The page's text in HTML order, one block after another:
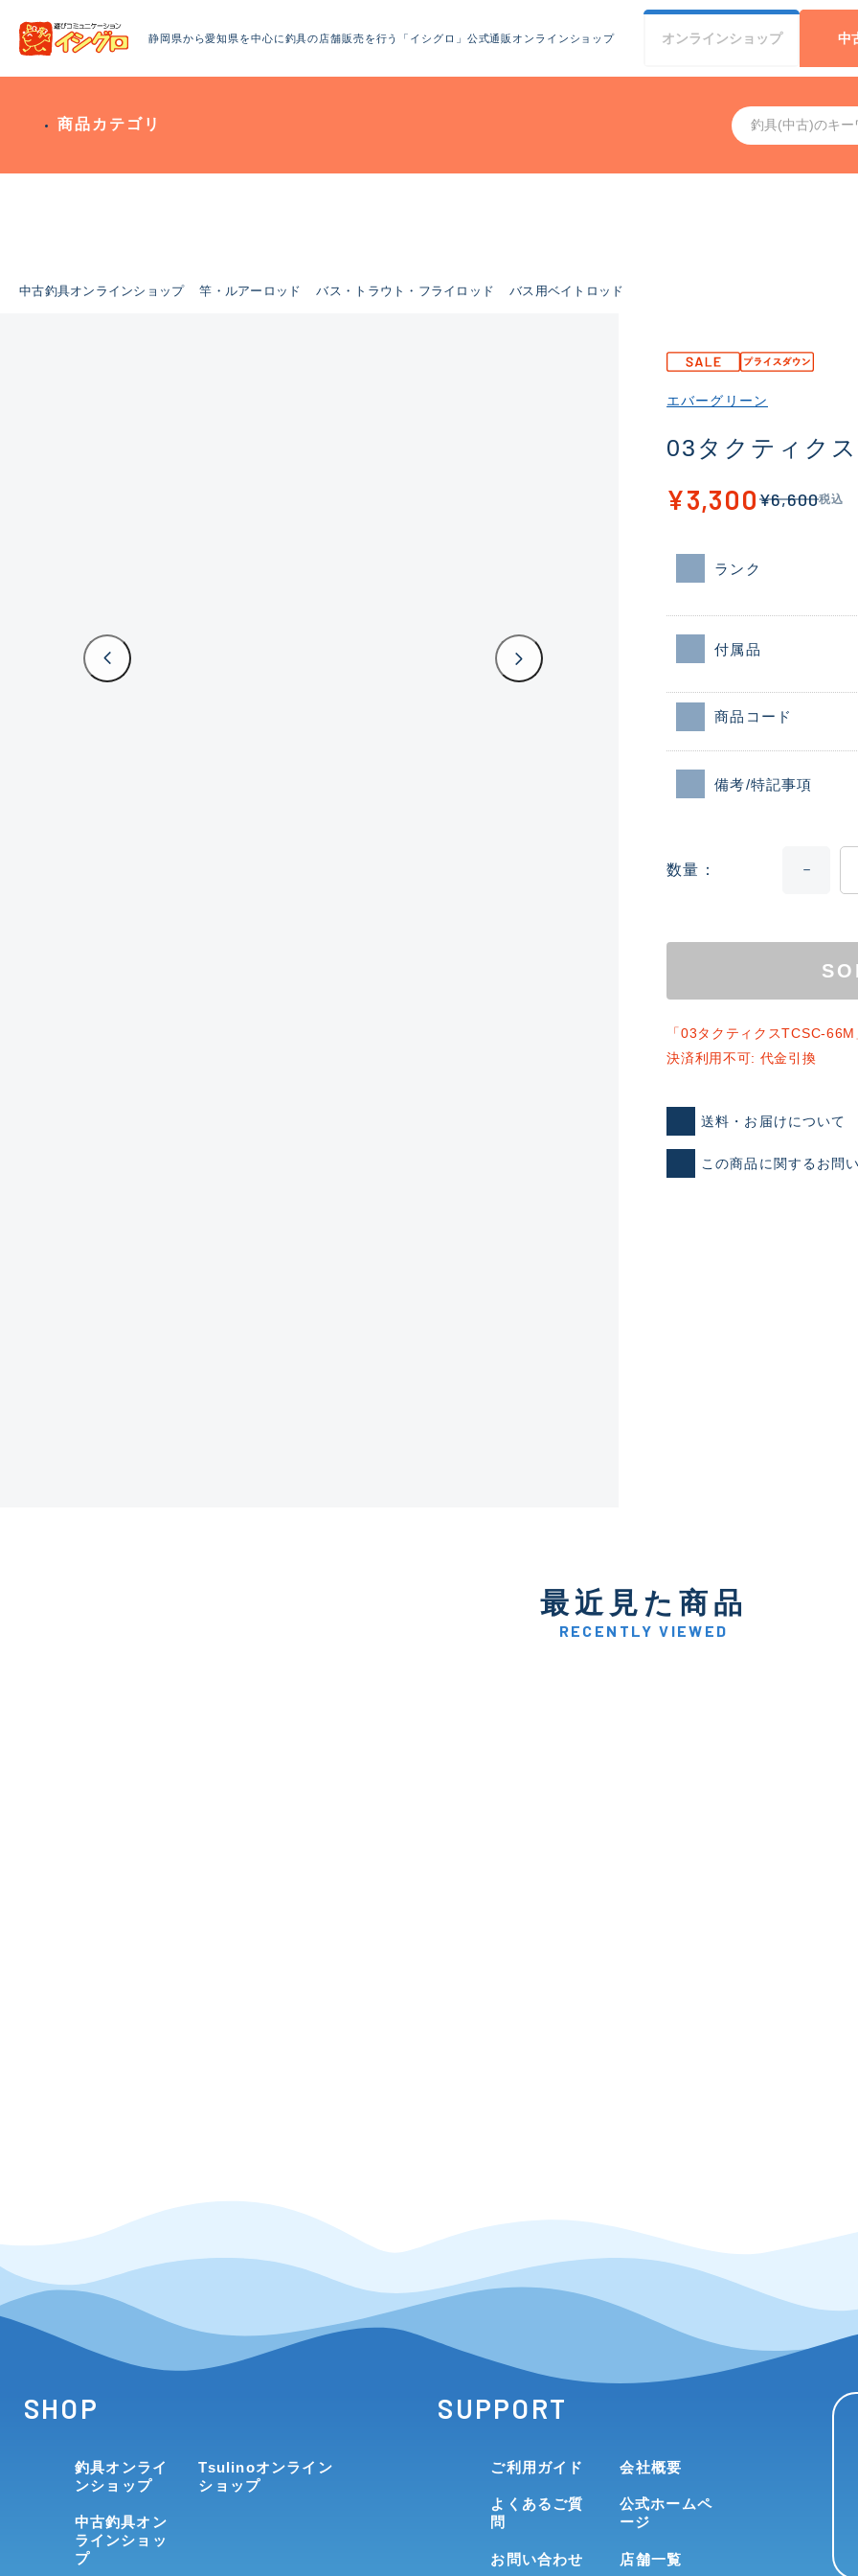
静岡県から愛知県を中心に釣具の店舗販売を行う「イシグロ」公式通販オンラインショップ オンラインショップ 中
商品カテゴリ
中古釣具オンラインショップ 竿・ルアーロッド バス・トラウト・フライロッド バス用ベイトロッド
新古品（メーカー問屋から
C-
かなり使用感があり、全体
い品
エバーグリーン
03タクティク
¥3,300¥6,600税込
ランク
付属品
商品コード
備考/特記事項
数量
「03タクティクスTCSC-
決済利用不可: 代金引換
送料・お届けについて
この商品に関するお問
最近見た商品
RECENTLY VIEWED
SHOP
釣具オンライ
ンショップ
中古釣具オン
ラインショッ
プ
Tsulinoオンライン
ショップ
SUPPORT
ご利用ガイド
よくあるご質
問
お問い合わせ
会社概要
公式ホームペ
ージ
店舗一覧